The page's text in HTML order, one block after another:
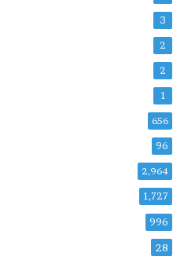
3
2
2
1
656
96
2,964
1,727
996
28